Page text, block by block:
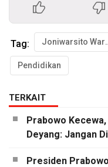
Tag:
Pendidikan
TERKAIT
Prabowo
Deyang: Jangan
Presiden